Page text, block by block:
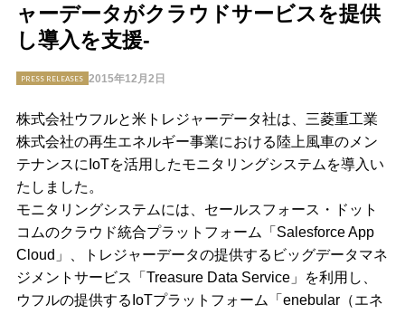
ャーデータがクラウドサービスを提供
し導入を支援-
PRESS RELEASES 2015年12月2日
株式会社ウフルと米トレジャーデータ社は、三菱重工業
株式会社の再生エネルギー事業における陸上風車のメン
テナンスにIoTを活用したモニタリングシステムを導入い
たしました。
モニタリングシステムには、セールスフォース・ドット
コムのクラウド統合プラットフォーム「Salesforce App
Cloud」、トレジャーデータの提供するビッグデータマネ
ジメントサービス「Treasure Data Service」を利用し、
ウフルの提供するIoTプラットフォーム「enebular（エネ